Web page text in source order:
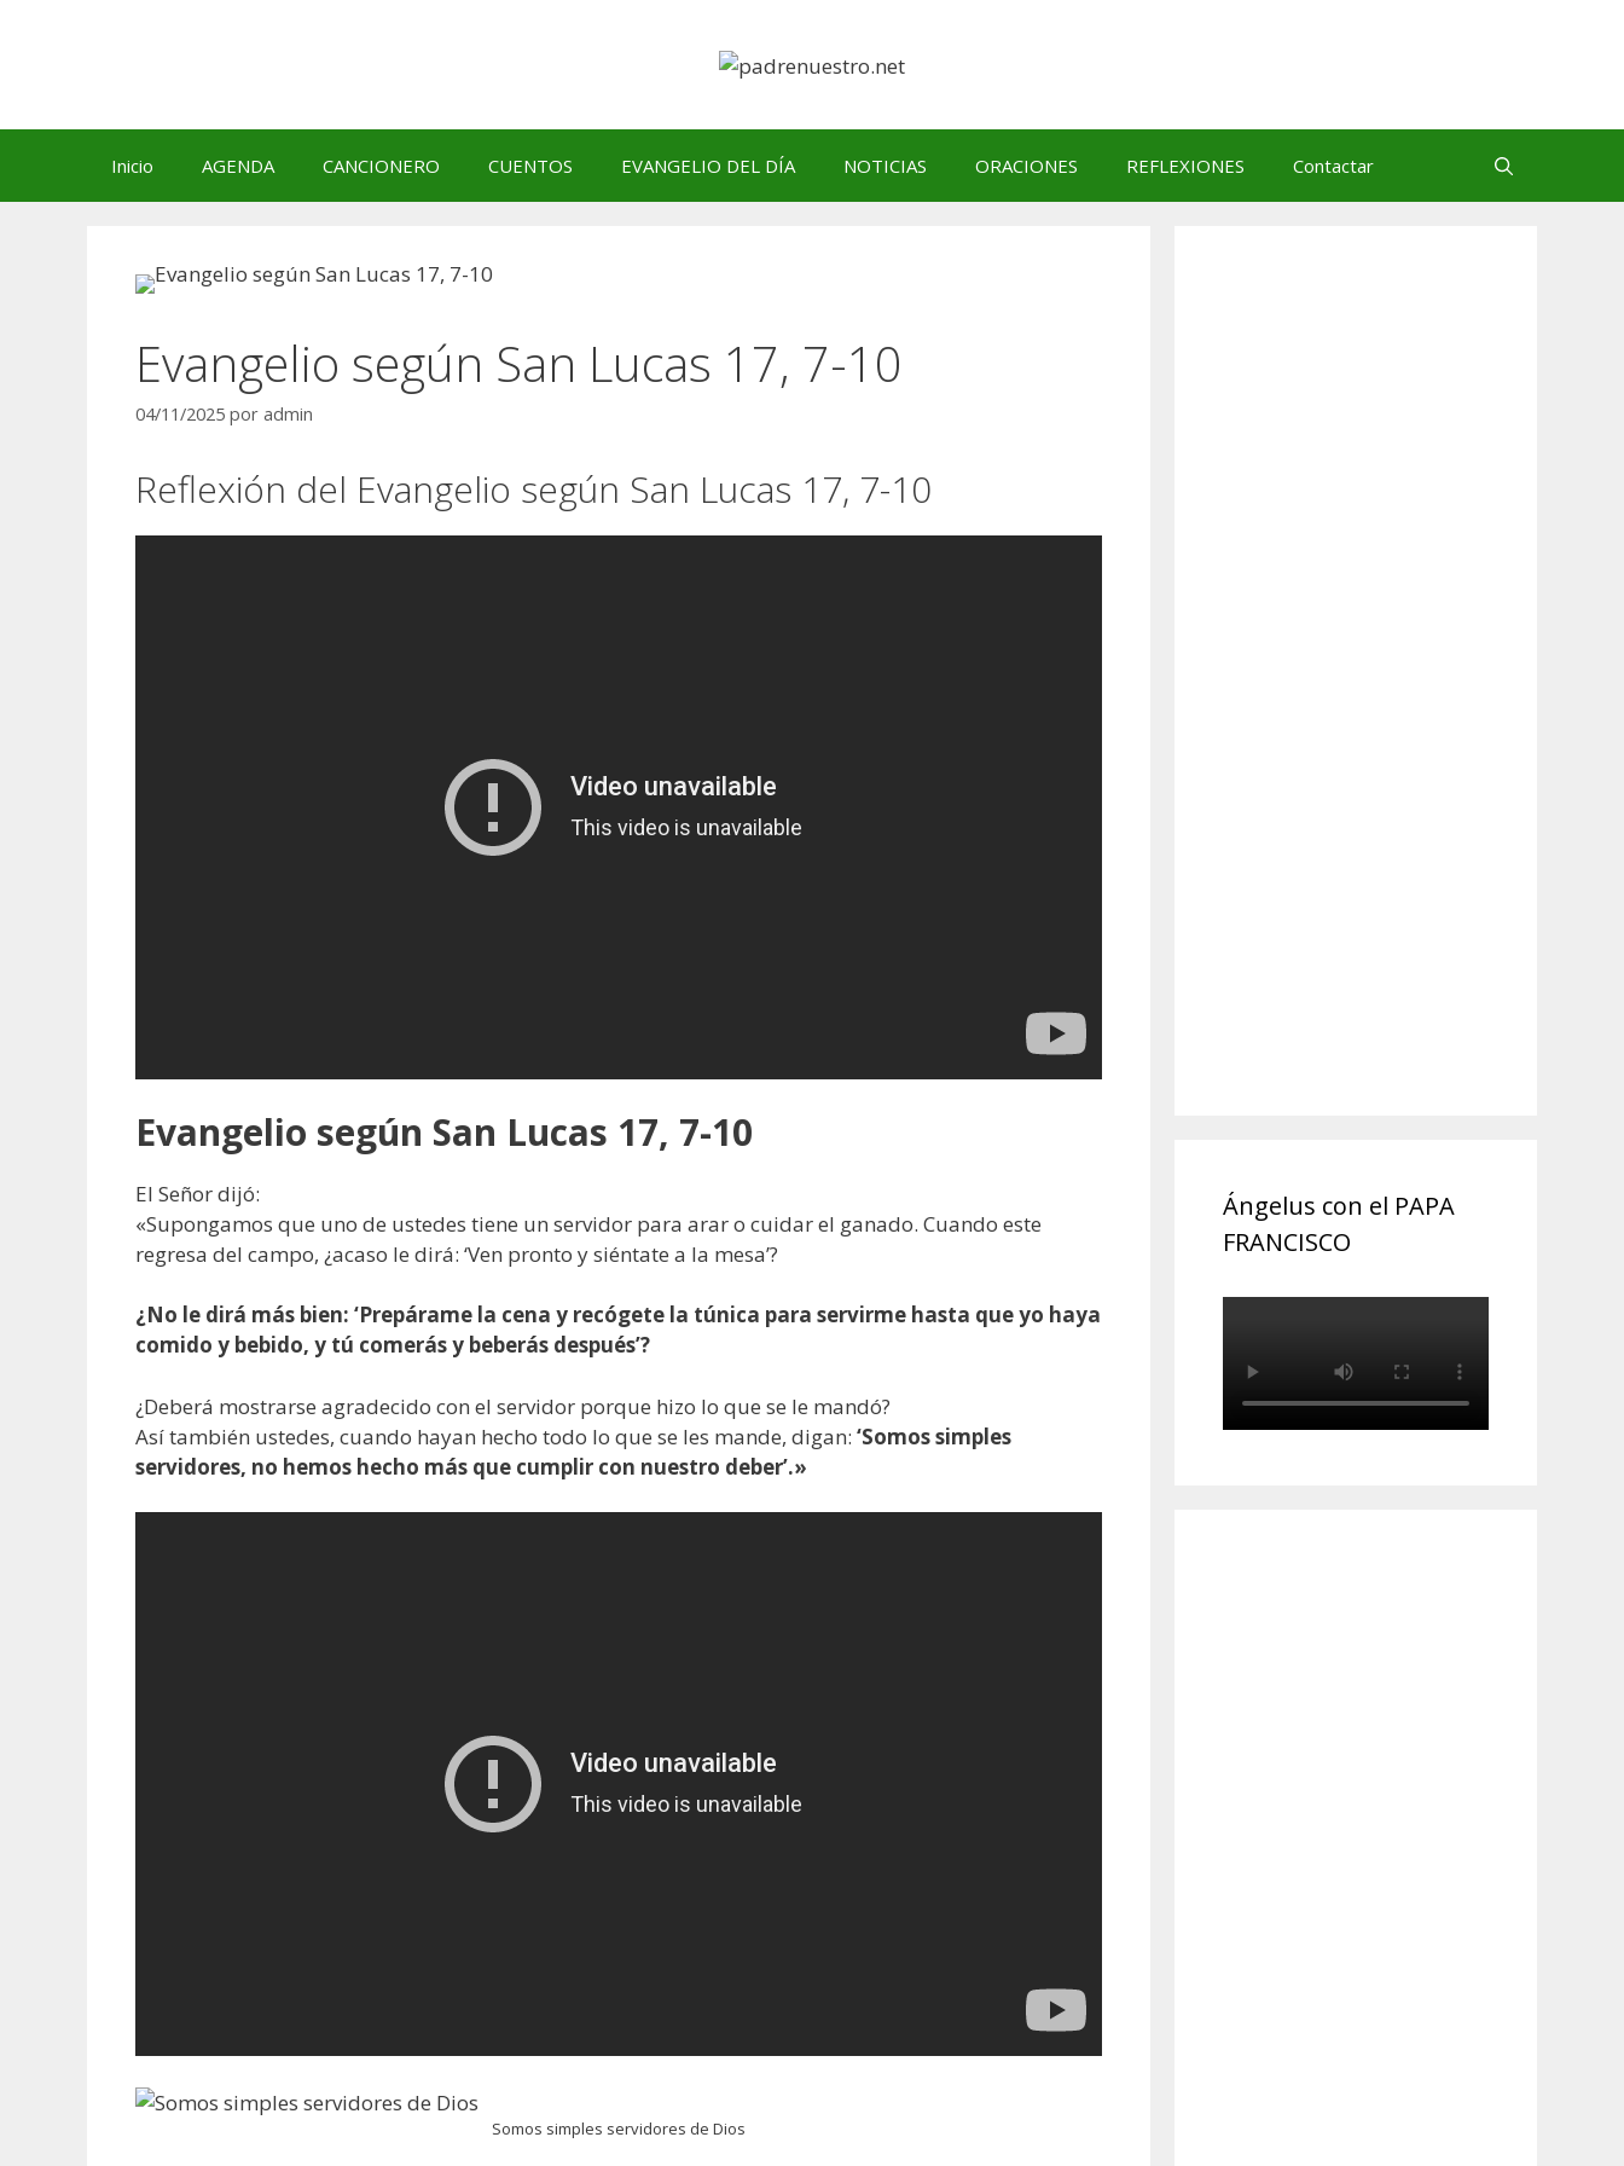
Inicio AGENDA CANCIONERO CUENTOS EVANGELIO DEL DÍA NOTICIAS ORACIONES REFLEXIONES Contactar
Evangelio según San Lucas 17, 7-10
04/11/2025 por admin
Reflexión del Evangelio según San Lucas 17, 7-10
Evangelio según San Lucas 17, 7-10
El Señor dijó:
«Supongamos que uno de ustedes tiene un servidor para arar o cuidar el ganado. Cuando este
regresa del campo, ¿acaso le dirá: ‘Ven pronto y siéntate a la mesa’?
¿No le dirá más bien: ‘Prepárame la cena y recógete la túnica para servirme hasta que yo haya
comido y bebido, y tú comerás y beberás después’?
¿Deberá mostrarse agradecido con el servidor porque hizo lo que se le mandó?
Así también ustedes, cuando hayan hecho todo lo que se les mande, digan: ‘Somos simples
servidores, no hemos hecho más que cumplir con nuestro deber’.»
Somos simples servidores de Dios
Ángelus con el PAPA
FRANCISCO